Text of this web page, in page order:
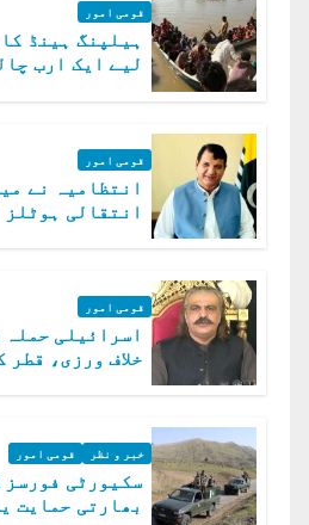
قومی امور
ہیلپنگ ہینڈ
لیے ایک ارب
قومی امور
انتظامیہ نے
انتقالی
قومی امور
اسرائیلی
خلاف ورزی، قطر
خبر و نظر قومی امور
سکیورٹی فورسز